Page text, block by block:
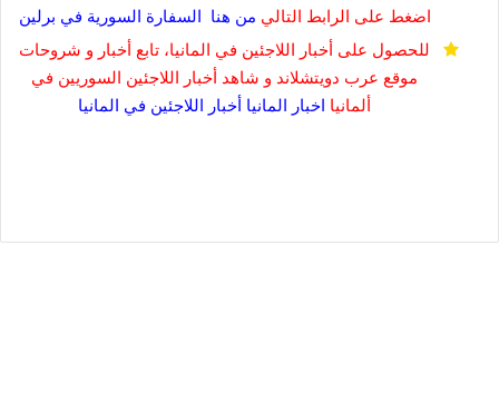
اضغط على الرابط التالي من هنا السفارة السورية في برلين
للحصول على أخبار اللاجئين في المانيا، تابع أخبار و شروحات
موقع عرب دويتشلاند و شاهد أخبار اللاجئين السوريين في
ألمانيا اخبار المانيا أخبار اللاجئين في المانيا